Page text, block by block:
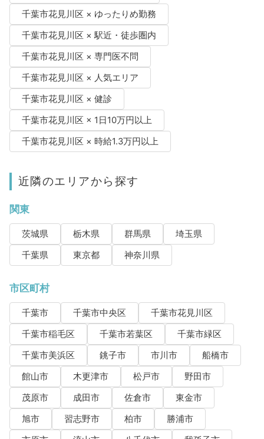
千葉市花見川区 × ゆったりめ勤務
千葉市花見川区 × 駅近・徒歩圏内
千葉市花見川区 × 専門医不問
千葉市花見川区 × 人気エリア
千葉市花見川区 × 健診
千葉市花見川区 × 1日10万円以上
千葉市花見川区 × 時給1.3万円以上
近隣のエリアから探す
関東
茨城県 栃木県 群馬県
埼玉県
千葉県
東京都 神奈川県
市区町村
千葉市 千葉市中央区
千葉市花見川区
千葉市稲毛区
千葉市若葉区
千葉市緑区
千葉市美浜区
銚子市 市川市
船橋市
館山市
木更津市 松戸市
野田市
茂原市
成田市 佐倉市
東金市
旭市
習志野市 柏市
勝浦市